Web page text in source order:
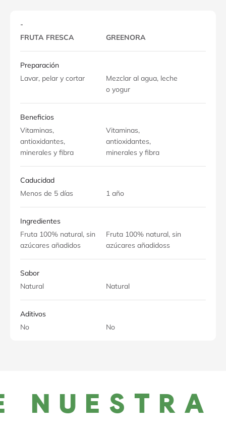
-
FRUTA FRESCA
GREENORA
Preparación
Lavar, pelar y cortar
Mezclar al agua, leche
o yogur
Beneficios
Vitaminas,
antioxidantes,
minerales y fibra
Vitaminas,
antioxidantes,
minerales y fibra
Caducidad
Menos de 5 días
1 año
Ingredientes
Fruta 100% natural, sin
azúcares añadidos
Fruta 100% natural, sin
azúcares añadidoss
Sabor
Natural
Natural
Aditivos
No
No
NUESTRA